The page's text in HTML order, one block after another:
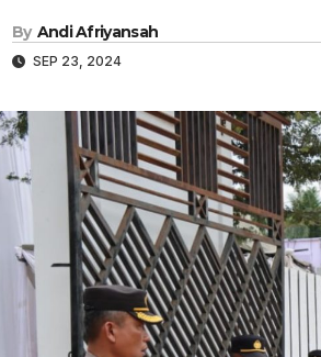
By Andi Afriyansah
SEP 23, 2024